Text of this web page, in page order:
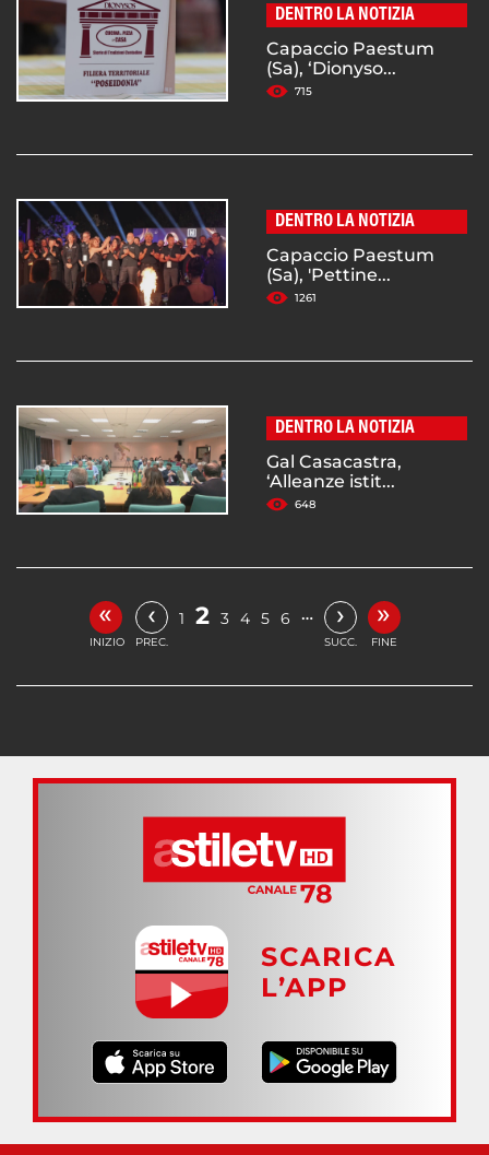
DENTRO LA NOTIZIA
Capaccio Paestum
(Sa), ‘Dionyso...
715
DENTRO LA NOTIZIA
Capaccio Paestum
(Sa), 'Pettine...
1261
DENTRO LA NOTIZIA
Gal Casacastra,
‘Alleanze istit...
648
«
INIZIO
‹
PREC.
1 2 3 4 5 6 … ›
SUCC.
»
FINE
SCARICA
L’APP